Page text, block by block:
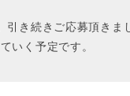
引き続きご応募頂き
いく予定です。